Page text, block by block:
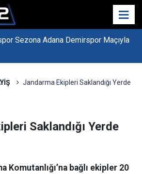
Sezona Adana Demirspor Maçıyla
Batağında
Jandarma Ekipleri Saklandığı Yerde
Saklandığı Yerde
Komutanlığı’na bağlı ekipler 20